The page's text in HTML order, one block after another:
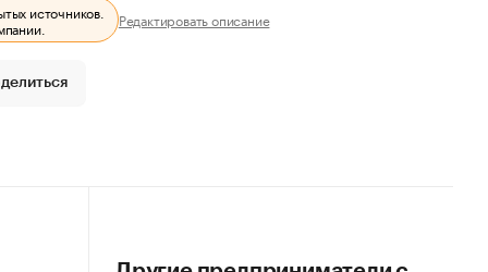
источников.
Редактировать описание